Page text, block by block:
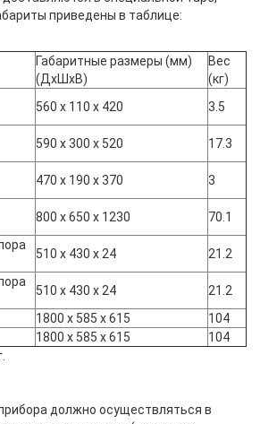
приведены в таблице:
Габаритные размеры (мм)
(ДхШхВ)
Вес
(кг)
560 x 110 x 420
3.5
590 x 300 x 520
17.3
470 x 190 x 370
3
800 x 650 x 1230
70.1
510 x 430 x 24
21.2
510 x 430 x 24
21.2
1800 x 585 x 615
104
1800 x 585 x 615
104
должно осуществляться в